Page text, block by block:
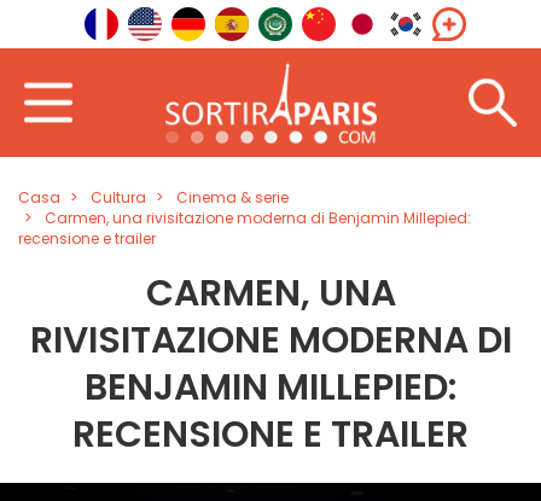
Casa Cultura
Cinema & serie
Carmen, una rivisitazione moderna di Benjamin Millepied:
recensione e trailer
CARMEN, UNA
RIVISITAZIONE MODERNA DI
BENJAMIN MILLEPIED:
RECENSIONE E TRAILER